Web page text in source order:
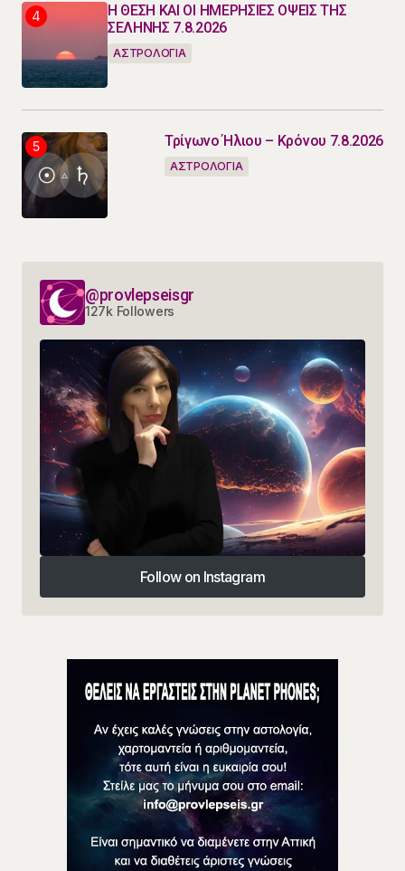
Η ΘΕΣΗ ΚΑΙ ΟΙ ΗΜΕΡΗΣΙΕΣ ΟΨΕΙΣ ΤΗΣ
ΣΕΛΗΝΗΣ 7.8.2026
ΑΣΤΡΟΛΟΓΙΑ
Τρίγωνο Ήλιου – Κρόνου 7.8.2026
ΑΣΤΡΟΛΟΓΙΑ
@provlepseisgr
127k Followers
Follow on Instagram
Follow on Instagram